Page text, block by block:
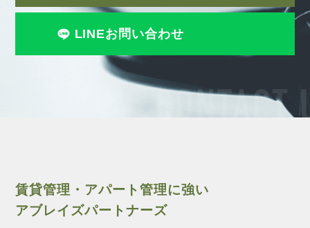
CONTACT
LINEお問い合わせ
賃貸管理・アパート管理に強い
アブレイズパートナーズ